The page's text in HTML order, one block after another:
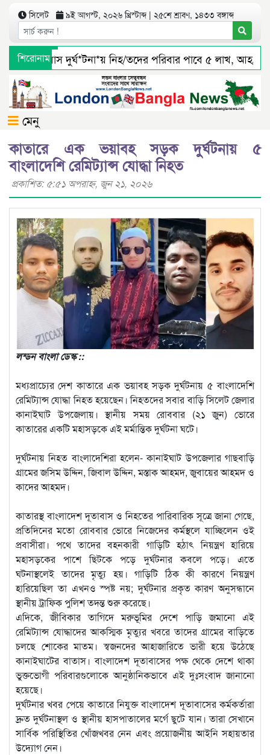
সিলেট ৯ই আগস্ট, ২০২৬ খ্রিস্টাব্দ | ২৫শে শ্রাবণ, ১৪৩৩ বঙ্গাব্দ
শিরোনাম
সিলেটে বাস দুর্ঘ*টনা*য় নিহ/তদের পরিবার পাবে ৫ লাখ, আহ/
জৈন্তাপুর সারী ৩ বালু মহালে অবৈধ ভাবে বালু উত্তোলনের সত্যতা
মেনু
কাতারে এক ভয়াবহ সড়ক দুর্ঘটনায় ৫
বাংলাদেশি রেমিট্যান্স যোদ্ধা নিহত
প্রকাশিত: ৫:৫১ অপরাহ্ণ, জুন ২১, ২০২৬
লন্ডন বাংলা ডেস্ক ::
মধ্যপ্রাচ্যের দেশ কাতারে এক ভয়াবহ সড়ক দুর্ঘটনায় ৫ বাংলাদেশি
রেমিট্যান্স যোদ্ধা নিহত হয়েছেন। নিহতদের সবার বাড়ি সিলেট জেলার
কানাইঘাট উপজেলায়। স্থানীয় সময় রোববার (২১ জুন) ভোরে
কাতারের একটি মহাসড়কে এই মর্মান্তিক দুর্ঘটনা ঘটে।
দুর্ঘটনায় নিহত বাংলাদেশিরা হলেন- কানাইঘাট উপজেলার গাছবাড়ি
গ্রামের জসিম উদ্দিন, জিবাল উদ্দিন, মস্তাক আহমদ, জুবায়ের আহমদ ও
কাদের আহমদ।
কাতারস্থ বাংলাদেশ দূতাবাস ও নিহতের পারিবারিক সূত্রে জানা গেছে,
প্রতিদিনের মতো রোববার ভোরে নিজেদের কর্মস্থলে যাচ্ছিলেন ওই
প্রবাসীরা। পথে তাদের বহনকারী গাড়িটি হঠাৎ নিয়ন্ত্রণ হারিয়ে
মহাসড়কের পাশে ছিটকে পড়ে দুর্ঘটনার কবলে পড়ে। এতে
ঘটনাস্থলেই তাদের মৃত্যু হয়। গাড়িটি ঠিক কী কারণে নিয়ন্ত্রণ
হারিয়েছিল তা এখনও স্পষ্ট নয়; দুর্ঘটনার প্রকৃত কারণ অনুসন্ধানে
স্থানীয় ট্রাফিক পুলিশ তদন্ত শুরু করেছে।
এদিকে, জীবিকার তাগিদে মরুভূমির দেশে পাড়ি জমানো এই
রেমিট্যান্স যোদ্ধাদের আকস্মিক মৃত্যুর খবরে তাদের গ্রামের বাড়িতে
চলছে শোকের মাতম। স্বজনদের আহাজারিতে ভারী হয়ে উঠেছে
কানাইঘাটের বাতাস। বাংলাদেশ দূতাবাসের পক্ষ থেকে দেশে থাকা
ভুক্তভোগী পরিবারগুলোকে আনুষ্ঠানিকভাবে এই দুঃসংবাদ জানানো
হয়েছে।
দুর্ঘটনার খবর পেয়ে কাতারে নিযুক্ত বাংলাদেশ দূতাবাসের কর্মকর্তারা
দ্রুত দুর্ঘটনাস্থল ও স্থানীয় হাসপাতালের মর্গে ছুটে যান। তারা সেখানে
সার্বিক পরিস্থিতির খোঁজখবর নেন এবং প্রয়োজনীয় আইনি সহায়তার
উদ্যোগ নেন।